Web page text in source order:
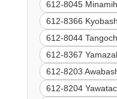
612-8045
612-8366
612-8044
612-8367
612-8203
612-8204